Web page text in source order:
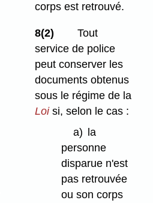
corps est retrouvé.
8(2)
Tout
service de police
peut conserver les
documents obtenus
sous le régime de la
Loisi, selon le cas :
a) la
personne
disparue n'est
pas retrouvée
ou son corps